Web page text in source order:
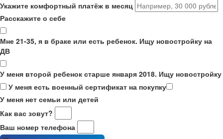
Укажите комфортный платёж в месяц
Расскажите о себе
Мне 21-35, я в браке или есть ребенок. Ищу новостройку на
ДВ
У меня второй ребенок старше января 2018. Ищу новостройку
У меня есть военный сертификат на покупку
У меня нет семьи или детей
Как вас зовут?
Ваш номер телефона